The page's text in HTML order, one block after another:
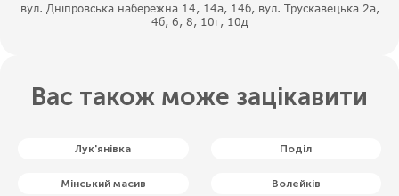
вул. Дніпровська набережна 14, 14а, 14б, вул. Трускавецька 2а,
4б, 6, 8, 10г, 10д
Вас також може зацікавити
Лук'янівка Поділ
Мінський масив Волейків